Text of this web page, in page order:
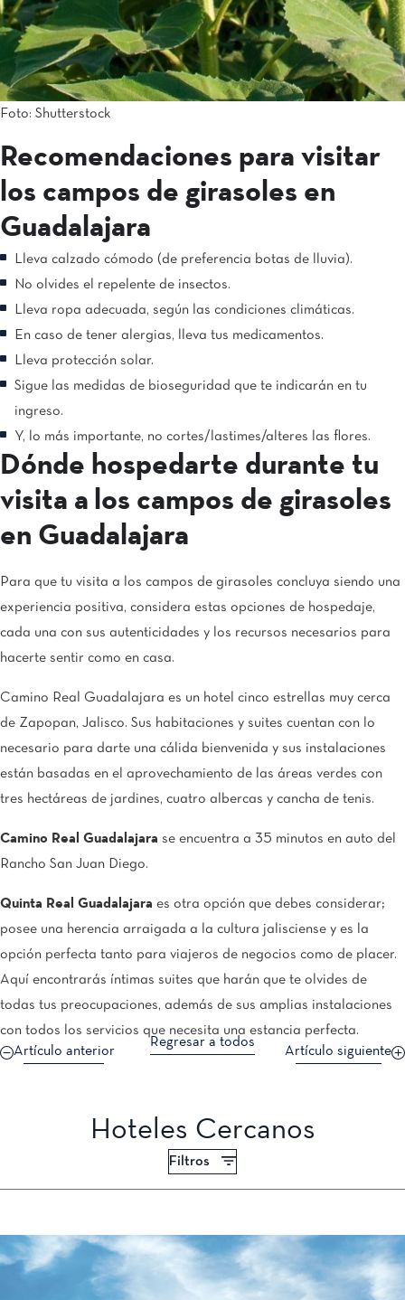
Foto: Shutterstock
Recomendaciones para visitar
los campos de girasoles en
Guadalajara
Lleva calzado cómodo (de preferencia botas de lluvia).
No olvides el repelente de insectos.
Lleva ropa adecuada, según las condiciones climáticas.
En caso de tener alergias, lleva tus medicamentos.
Lleva protección solar.
Sigue las medidas de bioseguridad que te indicarán en tu
ingreso.
Y, lo más importante, no cortes/lastimes/alteres las flores.
Dónde hospedarte durante tu
visita a los campos de girasoles
en Guadalajara
Para que tu visita a los campos de girasoles concluya siendo una
experiencia positiva, considera estas opciones de hospedaje,
cada una con sus autenticidades y los recursos necesarios para
hacerte sentir como en casa.
Camino Real Guadalajara es un hotel cinco estrellas muy cerca
de Zapopan, Jalisco. Sus habitaciones y suites cuentan con lo
necesario para darte una cálida bienvenida y sus instalaciones
están basadas en el aprovechamiento de las áreas verdes con
tres hectáreas de jardines, cuatro albercas y cancha de tenis.
Camino Real Guadalajara se encuentra a 35 minutos en auto del
Rancho San Juan Diego.
Quinta Real Guadalajara es otra opción que debes considerar;
posee una herencia arraigada a la cultura jalisciense y es la
opción perfecta tanto para viajeros de negocios como de placer.
Aquí encontrarás íntimas suites que harán que te olvides de
todas tus preocupaciones, además de sus amplias instalaciones
con todos los servicios que necesita una estancia perfecta.
Artículo anterior
Regresar a todos
Artículo siguiente
Hoteles Cercanos
Filtros